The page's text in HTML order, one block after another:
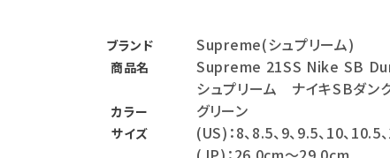
ニット帽・ビーニー
その他バッグ類
ブランド Supreme(シュプリーム)
商品名
Supreme 21SS Nike SB
シュプリーム ナイキSBダン
カラー グリーン
サイズ
(US)：8、8.5、9、9.5、10、10.5